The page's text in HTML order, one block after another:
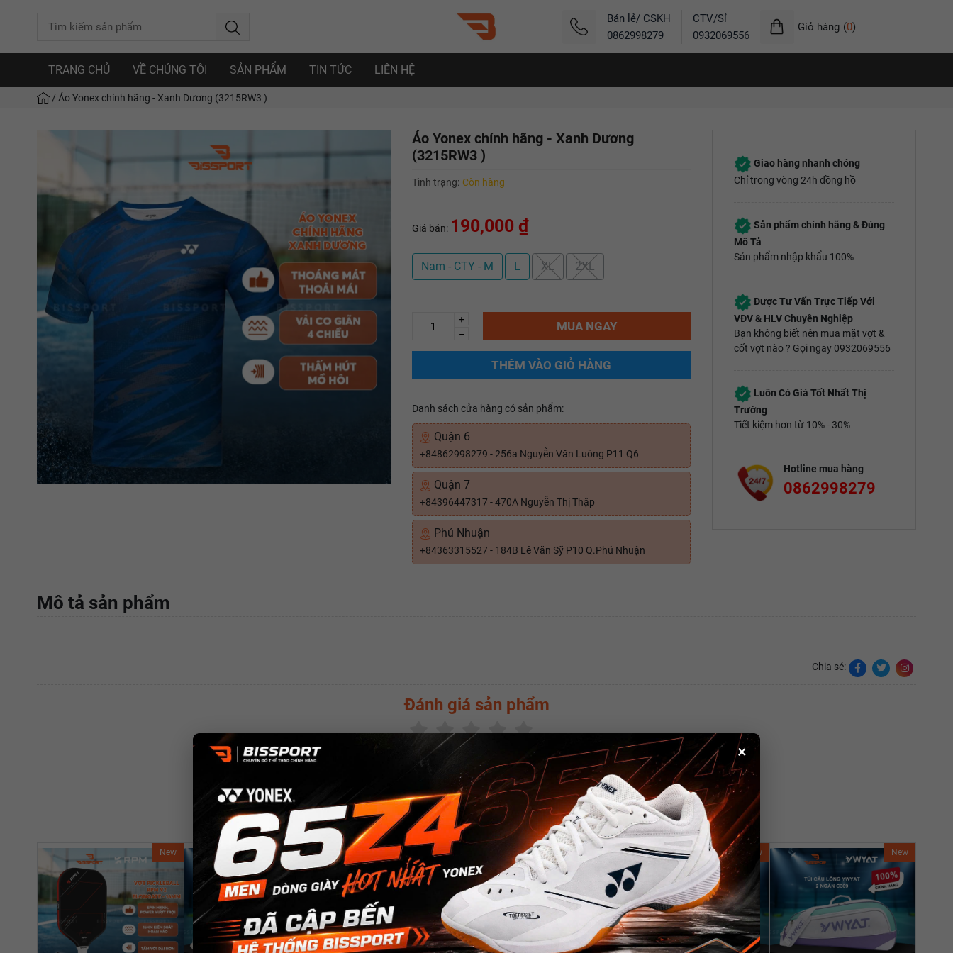
×
Bán lẻ/ CSKH
0862998279
CTV/Sỉ
0932069556
Giỏ hàng (0)
TRANG CHỦ VỀ CHÚNG TÔI SẢN PHẨM TIN TỨC LIÊN HỆ
/ Áo Yonex chính hãng - Xanh Dương (3215RW3 )
Áo Yonex chính hãng - Xanh Dương
(3215RW3 )
Tình trạng: Còn hàng
Giá bán: 190,000 ₫
Nam - CTY - M L XL 2XL
+
–
MUA NGAY
THÊM VÀO GIỎ HÀNG
Danh sách cửa hàng có sản phẩm:
Quận 6
+84862998279 - 256a Nguyễn Văn Luông P11 Q6
Quận 7
+84396447317 - 470A Nguyễn Thị Thập
Phú Nhuận
+84363315527 - 184B Lê Văn Sỹ P10 Q.Phú Nhuận
Giao hàng nhanh chóng
Chỉ trong vòng 24h đồng hồ
Sản phẩm chính hãng & Đúng
Mô Tả
Sản phẩm nhập khẩu 100%
Được Tư Vấn Trực Tiếp Với
VĐV & HLV Chuyên Nghiệp
Bạn không biết nên mua mặt vợt &
cốt vợt nào ? Gọi ngay 0932069556
Luôn Có Giá Tốt Nhất Thị
Trường
Tiết kiệm hơn từ 10% - 30%
Hotline mua hàng
0862998279
Mô tả sản phẩm
Chia sẻ:
Đánh giá sản phẩm
( /5 -
SẢN PHẨM CÙNG LOẠI
New New New New New New